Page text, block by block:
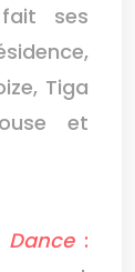
fait ses
Tiga
et
Dance: